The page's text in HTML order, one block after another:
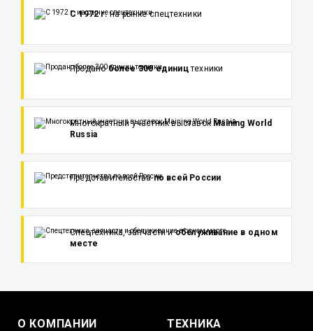
С 1972 г.на рынке спецтехники
Проданоболее 300 едиництехники
Многократный участник выставок Maining World
Russia
Представительствапо всей России
Спецтехника, запчасти иобслуживание в одном
месте
О КОМПАНИИ ТЕХНИКА